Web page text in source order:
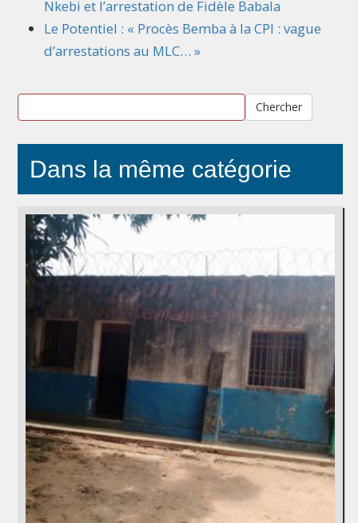
Nkebi et l’arrestation de Fidèle Babala
Le Potentiel : « Procès Bemba à la CPI : vague
d’arrestations au MLC… »
Chercher
Dans la même catégorie